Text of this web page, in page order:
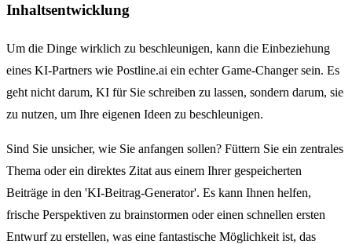
Inhaltsentwicklung
Um die Dinge wirklich zu beschleunigen, kann die Einbeziehung
eines KI-Partners wie Postline.ai ein echter Game-Changer sein. Es
geht nicht darum, KI für Sie schreiben zu lassen, sondern darum, sie
zu nutzen, um Ihre eigenen Ideen zu beschleunigen.
Sind Sie unsicher, wie Sie anfangen sollen? Füttern Sie ein zentrales
Thema oder ein direktes Zitat aus einem Ihrer gespeicherten
Beiträge in den 'KI-Beitrag-Generator'. Es kann Ihnen helfen,
frische Perspektiven zu brainstormen oder einen schnellen ersten
Entwurf zu erstellen, was eine fantastische Möglichkeit ist, das